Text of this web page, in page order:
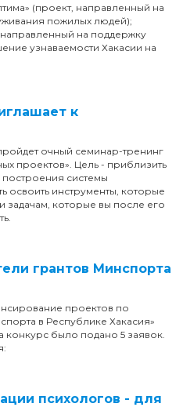
(проект, направленный на
пожилых людей);
на поддержку
узнаваемости Хакасии на
к
очный семинар-тренинг
проектов». Цель - приблизить
системы
освоить инструменты, которые
которые вы после его
грантов Минспорта
проектов по
в Республике Хакасия»
конкурс было подано 5 заявок.
психологов - для